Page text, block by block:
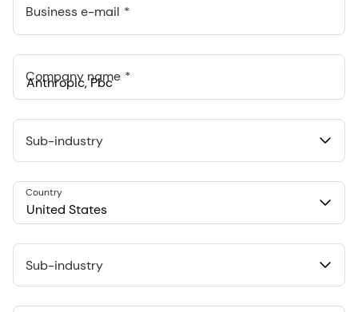
Business e-mail
Company name
548 Market St Pmb 90375, San Francisco, California, US
Sub-industry
United States
Country
Sub-industry